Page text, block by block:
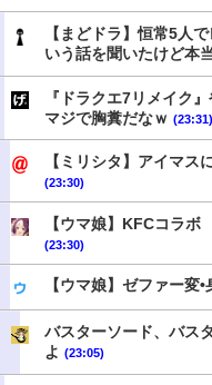
【まどドラ】恒常5人
いう話を聞いたけど本
『ドラクエ7リメイク
マジで胸糞だなｗ (23:31)
【ミリシタ】アイマス
(23:30)
【ウマ娘】KFCコラ
(23:30)
【ウマ娘】ゼファー変•
バスターソード、バス
よ (23:05)